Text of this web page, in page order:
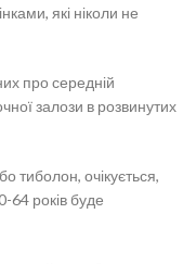
які ніколи не
про середній
залози в розвинутих
тиболон, очікується,
64 років буде